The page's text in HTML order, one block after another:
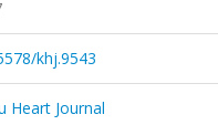
khj.9543
Heart Journal